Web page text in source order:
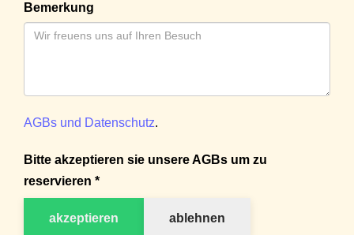
Bemerkung
AGBs und Datenschutz.
Bitte akzeptieren sie unsere AGBs um zu
reservieren *
akzeptieren ablehnen